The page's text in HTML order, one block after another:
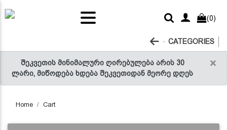
×
შეკვეთის მინიმალური ღირებულება არის 30
ლარი, მიწოდება ხდება შეკვეთიდან მეორე დღეს
and
(0)
CATEGORIES
Home Cart